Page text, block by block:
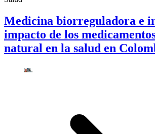
Medicina biorreguladora e
impacto de los
natural en la salud en